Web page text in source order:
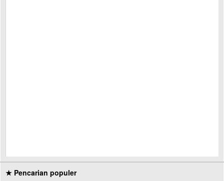
★ Pencarian populer